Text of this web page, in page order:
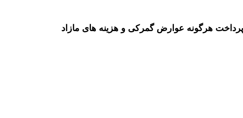
هرگونه عوارض گمرکی و هزینه های مازاد